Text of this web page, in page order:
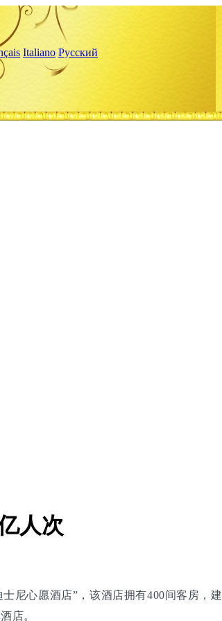
Italiano Русский
人次
尼心愿酒店”，该酒店拥有400间客房，
店。